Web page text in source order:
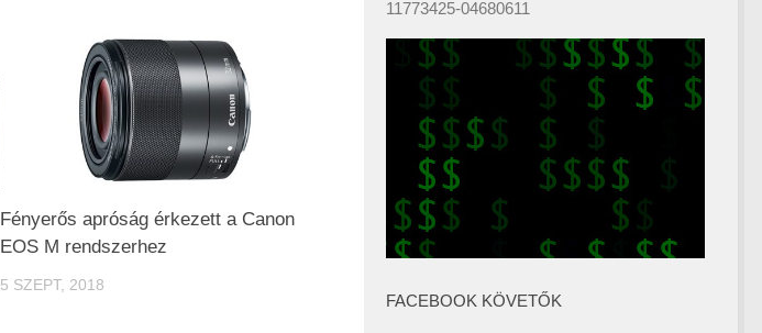
Fényerős apróság érkezett a Canon
EOS M rendszerhez
5 SZEPT, 2018
11773425-04680611
FACEBOOK KÖVETŐK